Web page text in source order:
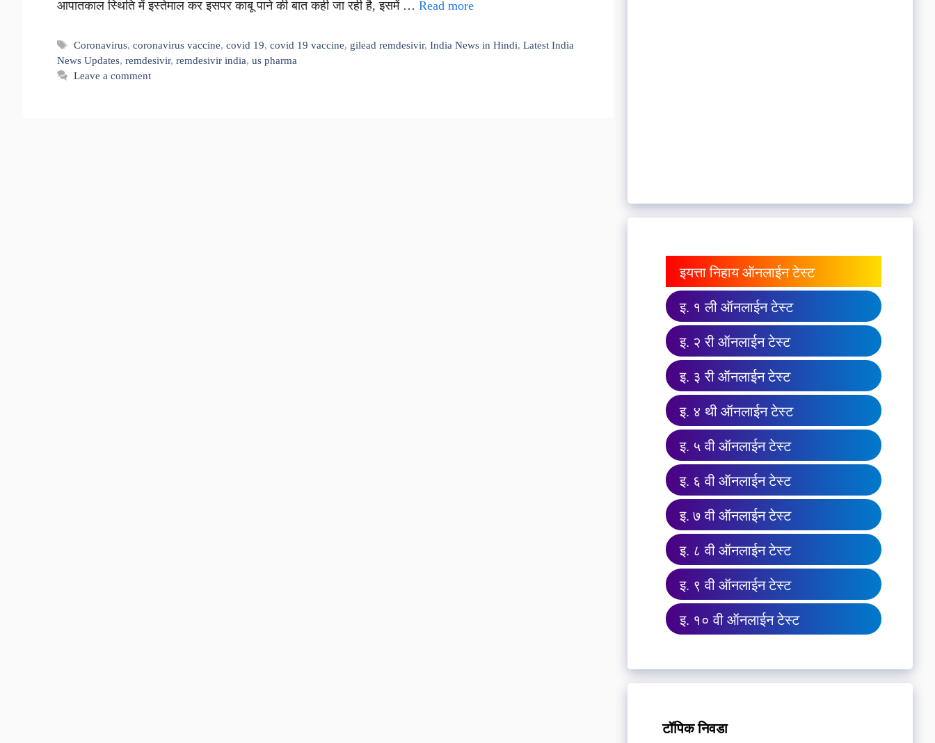
आपातकाल स्थिति में इस्तेमाल कर इसपर काबू पाने की बात कही जा रही है, इसमें … Read more
Tags
Coronavirus,coronavirus vaccine,covid 19,covid 19 vaccine, gilead remdesivir,India News in Hindi,Latest India
News Updates, remdesivir, remdesivir india, us pharma
Leave a comment
इयत्ता निहाय ऑनलाईन टेस्ट
इ. १ ली ऑनलाईन टेस्ट
इ. २ री ऑनलाईन टेस्ट
इ. ३ री ऑनलाईन टेस्ट
इ. ४ थी ऑनलाईन टेस्ट
इ. ५ वी ऑनलाईन टेस्ट
इ. ६ वी ऑनलाईन टेस्ट
इ. ७ वी ऑनलाईन टेस्ट
इ. ८ वी ऑनलाईन टेस्ट
इ. ९ वी ऑनलाईन टेस्ट
इ. १० वी ऑनलाईन टेस्ट
टॉपिक निवडा